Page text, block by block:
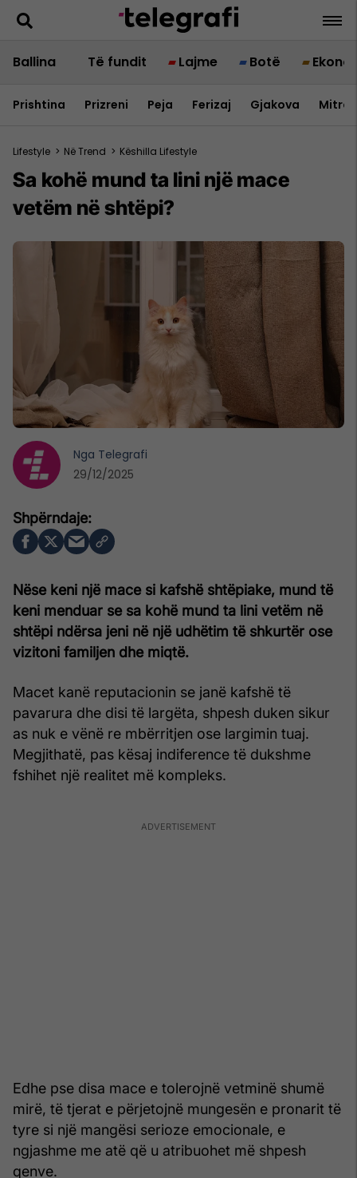
Ballina Të fundit Lajme Botë
Prishtina Prizreni Peja Ferizaj Gjakova
Lifestyle > Në Trend > Këshilla Lifestyle
Sa kohë mund ta lini një mace
vetëm në shtëpi?
Nëse keni një mace si kafshë shtëpiake, mund të
keni menduar se sa kohë mund ta lini vetëm në
shtëpi ndërsa jeni në një udhëtim të shkurtër ose
vizitoni familjen dhe miqtë.
Macet kanë reputacionin se janë kafshë të
pavarura dhe disi të largëta, shpesh duken sikur
as nuk e vënë re mbërritjen ose largimin tuaj.
Megjithatë, pas kësaj indiference të dukshme
fshihet një realitet më kompleks.
Edhe pse disa mace e tolerojnë vetminë shumë
mirë, të tjerat e përjetojnë mungesën e pronarit të
tyre si një mangësi serioze emocionale, e
ngjashme me atë që u atribuohet më shpesh
qenve.
Nga Telegrafi
29/12/2025